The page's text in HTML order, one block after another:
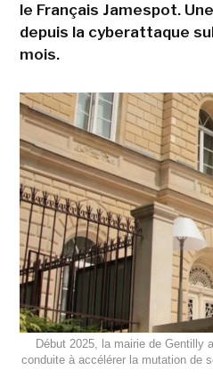
le Français Jamespot.
depuis la cyberattaque
mois.
Début 2025, la mairie de Gentilly
conduite à accélérer la mutation de